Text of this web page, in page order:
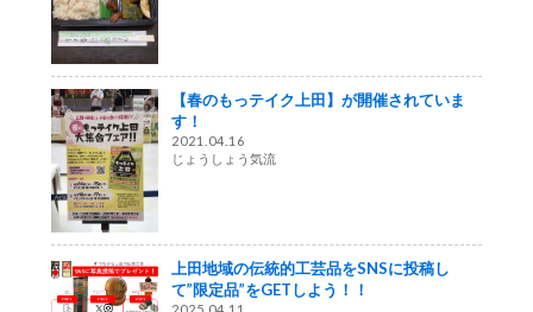
【春のもっテイク上田】が開催されていま
す！
2021.04.16
じょうしょう気流
上田地域の伝統的工芸品をSNSに投稿し
て”限定品”をGETしよう！！